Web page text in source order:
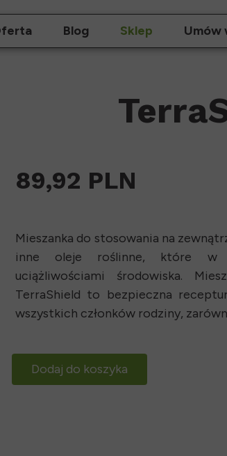
Blog Sklep Umów
Dodaj do koszyka
Mieszanka do stosowania na
inne oleje roślinne, które w
uciążliwościami środowiska.
TerraShield to bezpieczna
wszystkich członków rodziny,
89,92 PLN